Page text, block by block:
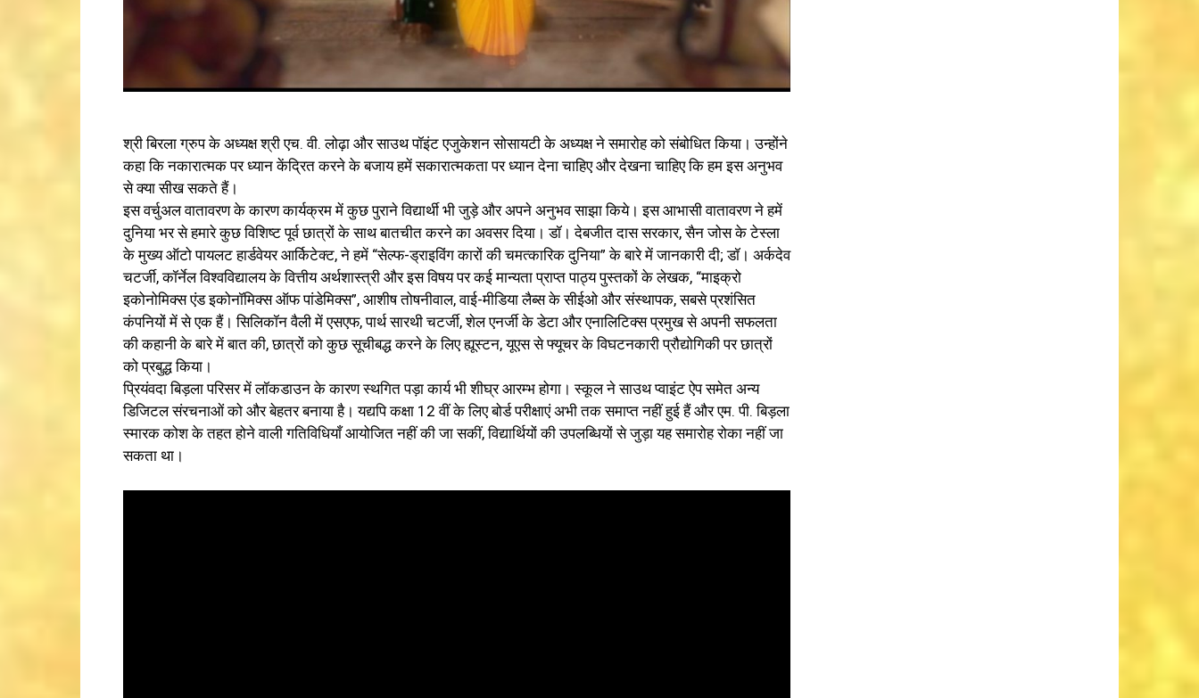
श्री बिरला ग्रुप के अध्यक्ष श्री एच. वी. लोढ़ा और साउथ पॉइंट एजुकेशन सोसायटी के अध्यक्ष ने समारोह को संबोधित किया। उन्होंने
कहा कि नकारात्मक पर ध्यान केंद्रित करने के बजाय हमें सकारात्मकता पर ध्यान देना चाहिए और देखना चाहिए कि हम इस अनुभव
से क्या सीख सकते हैं।
इस वर्चुअल वातावरण के कारण कार्यक्रम में कुछ पुराने विद्यार्थी भी जुड़े और अपने अनुभव साझा किये। इस आभासी वातावरण ने हमें
दुनिया भर से हमारे कुछ विशिष्ट पूर्व छात्रों के साथ बातचीत करने का अवसर दिया। डॉ। देबजीत दास सरकार, सैन जोस के टेस्ला
के मुख्य ऑटो पायलट हार्डवेयर आर्किटेक्ट, ने हमें “सेल्फ-ड्राइविंग कारों की चमत्कारिक दुनिया” के बारे में जानकारी दी; डॉ। अर्कदेव
चटर्जी, कॉर्नेल विश्वविद्यालय के वित्तीय अर्थशास्त्री और इस विषय पर कई मान्यता प्राप्त पाठ्य पुस्तकों के लेखक, “माइक्रो
इकोनोमिक्स एंड इकोनॉमिक्स ऑफ पांडेमिक्स”, आशीष तोषनीवाल, वाई-मीडिया लैब्स के सीईओ और संस्थापक, सबसे प्रशंसित
कंपनियों में से एक हैं। सिलिकॉन वैली में एसएफ, पार्थ सारथी चटर्जी, शेल एनर्जी के डेटा और एनालिटिक्स प्रमुख से अपनी सफलता
की कहानी के बारे में बात की, छात्रों को कुछ सूचीबद्ध करने के लिए ह्यूस्टन, यूएस से फ्यूचर के विघटनकारी प्रौद्योगिकी पर छात्रों
को प्रबुद्ध किया।
प्रियंवदा बिड़ला परिसर में लॉकडाउन के कारण स्थगित पड़ा कार्य भी शीघ्र आरम्भ होगा। स्कूल ने साउथ प्वाइंट ऐप समेत अन्य
डिजिटल संरचनाओं को और बेहतर बनाया है। यद्यपि कक्षा 12 वीं के लिए बोर्ड परीक्षाएं अभी तक समाप्त नहीं हुई हैं और एम. पी. बिड़ला
स्मारक कोश के तहत होने वाली गतिविधियाँ आयोजित नहीं की जा सकीं, विद्यार्थियों की उपलब्धियों से जुड़ा यह समारोह रोका नहीं जा
सकता था।